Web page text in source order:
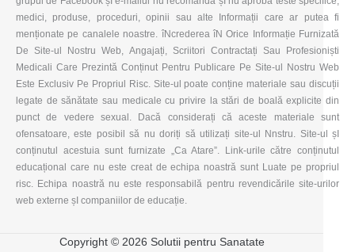
medici, produse, proceduri, opinii sau alte Informații care ar putea fi
menționate pe canalele noastre. îNcrederea îN Orice Informație Furnizată
De Site-ul Nostru Web, Angajați, Scriitori Contractați Sau Profesioniști
Medicali Care Prezintă Conținut Pentru Publicare Pe Site-ul Nostru Web
Este Exclusiv Pe Propriul Risc. Site-ul poate conține materiale sau discuții
legate de sănătate sau medicale cu privire la stări de boală explicite din
punct de vedere sexual. Dacă considerați că aceste materiale sunt
ofensatoare, este posibil să nu doriți să utilizați site-ul Nnstru. Site-ul șI
conținutul acestuia sunt furnizate „Ca Atare”. Link-urile către conținutul
educațional care nu este creat de echipa noastră sunt Luate pe propriul
risc. Echipa noastră nu este responsabilă pentru revendicările site-urilor
web externe șI companiilor de educație.
Copyright © 2026 Solutii pentru Sanatate